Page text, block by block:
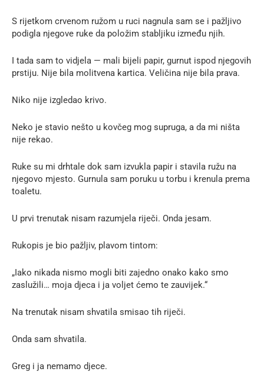
S rijetkom crvenom ružom u ruci nagnula sam se i pažljivo
podigla njegove ruke da položim stabljiku između njih.
I tada sam to vidjela — mali bijeli papir, gurnut ispod njegovih
prstiju. Nije bila molitvena kartica. Veličina nije bila prava.
Niko nije izgledao krivo.
Neko je stavio nešto u kovčeg mog supruga, a da mi ništa
nije rekao.
Ruke su mi drhtale dok sam izvukla papir i stavila ružu na
njegovo mjesto. Gurnula sam poruku u torbu i krenula prema
toaletu.
U prvi trenutak nisam razumjela riječi. Onda jesam.
Rukopis je bio pažljiv, plavom tintom:
„Iako nikada nismo mogli biti zajedno onako kako smo
zaslužili… moja djeca i ja voljet ćemo te zauvijek.“
Na trenutak nisam shvatila smisao tih riječi.
Onda sam shvatila.
Greg i ja nemamo djece.